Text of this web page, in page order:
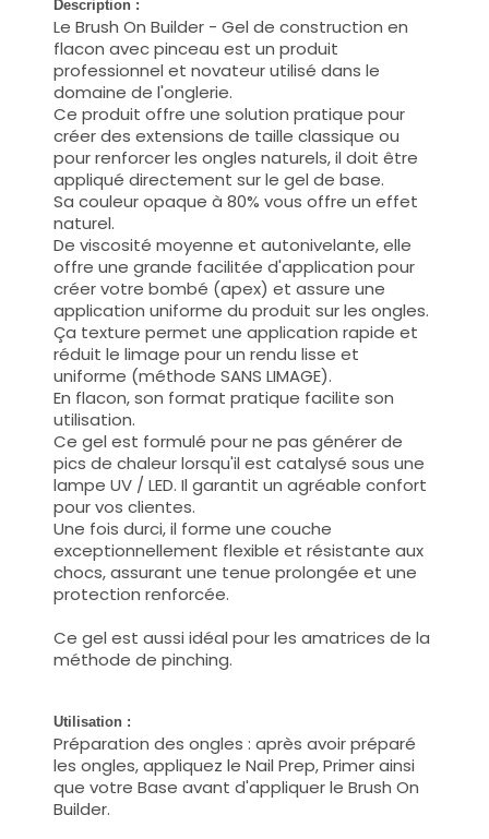
Description :
Le Brush On Builder - Gel de construction en
flacon avec pinceau est un produit
professionnel etnovateurutilisé dans le
domaine de l'onglerie.
Ce produit offre une solution pratique pour
créer des extensions de taille classique ou
pour renforcer les ongles naturels, il doit être
appliqué directement sur le gel de base.
Sa couleur opaque à 80% vous offre un effet
naturel.
De viscosité moyenne et autonivelante, elle
offre une grande facilitée d'application pour
créer votre bombé (apex) et assure une
application uniforme du produit sur les ongles.
Ça texture permet une application rapide et
réduit le limage pour un rendu lisse et
uniforme (méthode SANS LIMAGE).
En flacon, son format pratique facilite son
utilisation.
Ce gel est formulé pour ne pas générer de
pics de chaleur lorsqu'il est catalysé sous une
lampe UV / LED. Il garantit un agréable confort
pour vos clientes.
Une fois durci, il forme une couche
exceptionnellement flexible et résistante aux
chocs, assurant une tenue prolongée et une
protection renforcée.
Ce gel est aussi idéal pour les amatrices de la
méthode de pinching.
Utilisation :
Préparation des ongles : après avoir préparé
les ongles, appliquez le Nail Prep, Primer ainsi
que votre Base avant d'appliquer le Brush On
Builder.